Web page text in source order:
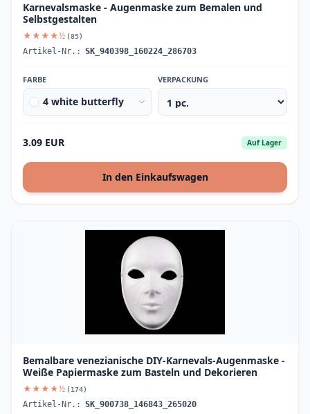
Karnevalsmaske - Augenmaske zum Bemalen und
Selbstgestalten
★★★★½ (85)
Artikel-Nr.: SK_940398_160224_286703
FARBE
4 white butterfly
VERPACKUNG
3.09 EUR Auf Lager
In den Einkaufswagen
Bemalbare venezianische DIY-Karnevals-Augenmaske -
Weiße Papiermaske zum Basteln und Dekorieren
★★★★½ (174)
Artikel-Nr.: SK_900738_146843_265020